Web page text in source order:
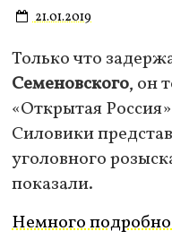
21.01.2019
Только что
Семеновского, он
«Открытая
Силовики
уголовного
показали.
Немного